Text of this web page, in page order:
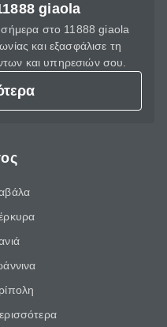
giaola
σήμερα στο 11888 giaola
και εξασφάλισε τη
και υπηρεσιών σου.